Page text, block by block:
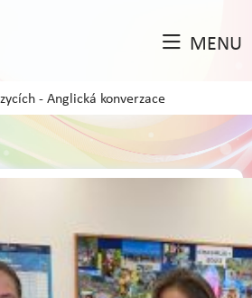
MENU
- Anglická konverzace